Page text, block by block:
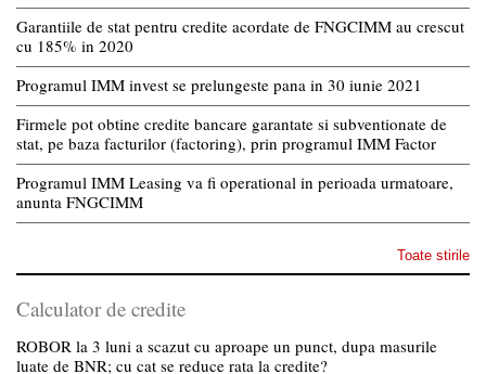
Garantiile de stat pentru credite acordate de FNGCIMM au crescut
cu 185% in 2020
Programul IMM invest se prelungeste pana in 30 iunie 2021
Firmele pot obtine credite bancare garantate si subventionate de
stat, pe baza facturilor (factoring), prin programul IMM Factor
Programul IMM Leasing va fi operational in perioada urmatoare,
anunta FNGCIMM
Toate stirile
Calculator de credite
ROBOR la 3 luni a scazut cu aproape un punct, dupa masurile
luate de BNR; cu cat se reduce rata la credite?